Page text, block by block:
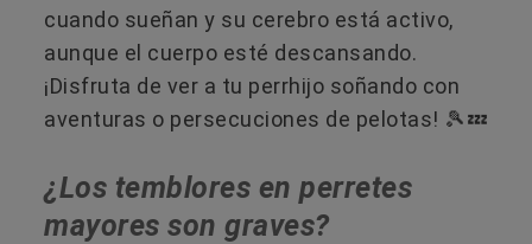
cuando sueñan y su cerebro está activo,
aunque el cuerpo esté descansando.
¡Disfruta de ver a tu perrhijo soñando con
aventuras o persecuciones de pelotas! 🎾💤
¿Los temblores en perretes
mayores son graves?